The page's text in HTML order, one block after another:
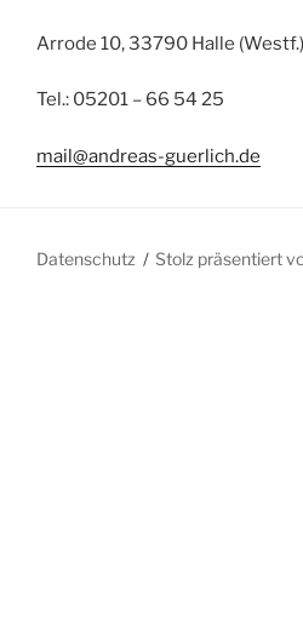
Arrode 10, 33790 Halle (Westf.)
Tel.: 05201 – 66 54 25
mail@andreas-guerlich.de
Datenschutz Stolz präsentiert